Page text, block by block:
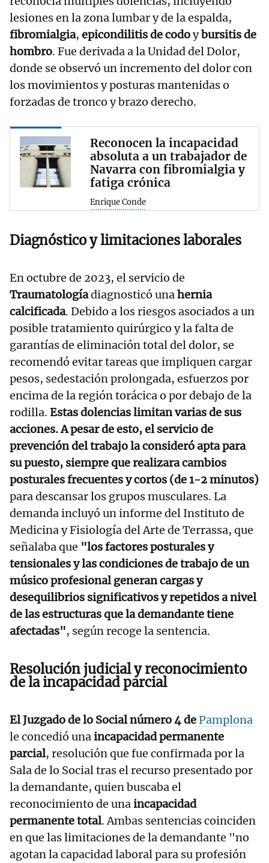
lesiones en la zona lumbar y de la espalda,
fibromialgia, epicondilitis de codoybursitis de
hombro. Fue derivada a la Unidad del Dolor,
donde se observó un incremento del dolor con
los movimientos y posturas mantenidas o
forzadas de tronco y brazo derecho.
Reconocen la incapacidad
absoluta a un trabajador de
Navarra con fibromialgia y
fatiga crónica
Enrique Conde
Diagnóstico y limitaciones laborales
En octubre de 2023, el servicio de
Traumatologíadiagnosticó unahernia
calcificada. Debido a los riesgos asociados a un
posible tratamiento quirúrgico y la falta de
garantías de eliminación total del dolor, se
recomendó evitar tareas que impliquen cargar
pesos, sedestación prolongada, esfuerzos por
encima de la región torácica o por debajo de la
rodilla. Estas dolencias limitan varias de sus
acciones. A pesar de esto, el servicio de
prevención del trabajo la consideró apta para
su puesto, siempre que realizara cambios
posturales frecuentes y cortos (de 1-2 minutos)
para descansar los grupos musculares. La
demanda incluyó un informe del Instituto de
Medicina y Fisiología del Arte de Terrassa, que
señalaba que "los factores posturales y
tensionales y las condiciones de trabajo de un
músico profesional generan cargas y
desequilibrios significativos y repetidos a nivel
de las estructuras que la demandante tiene
afectadas", según recoge la sentencia.
Resolución judicial y reconocimiento
de la incapacidad parcial
El Juzgado de lo Social número 4 dePamplona
le concedió unaincapacidad permanente
parcial, resolución que fue confirmada por la
Sala de lo Social tras el recurso presentado por
la demandante, quien buscaba el
reconocimiento de unaincapacidad
permanente total. Ambas sentencias coinciden
en que las limitaciones de la demandante "no
agotan la capacidad laboral para su profesión